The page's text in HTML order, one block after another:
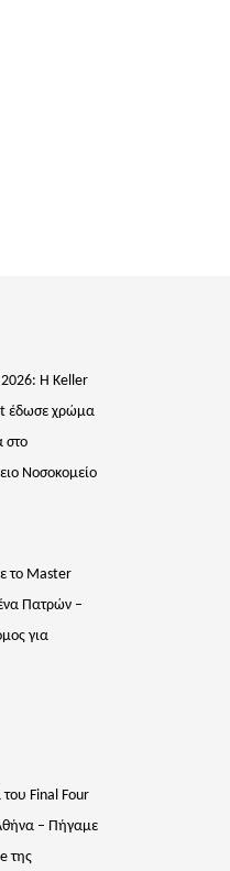
2026: Η Keller
έδωσε χρώμα
στο
Νοσοκομείο
το Master
Πατρών –
για
Final Four
– Πήγαμε
της